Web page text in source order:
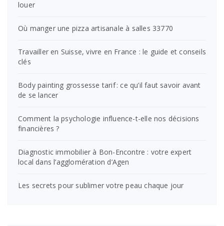
louer
Où manger une pizza artisanale à salles 33770
Travailler en Suisse, vivre en France : le guide et conseils
clés
Body painting grossesse tarif : ce qu’il faut savoir avant
de se lancer
Comment la psychologie influence-t-elle nos décisions
financières ?
Diagnostic immobilier à Bon-Encontre : votre expert
local dans l’agglomération d’Agen
Les secrets pour sublimer votre peau chaque jour